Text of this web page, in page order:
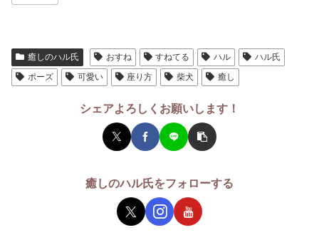
癒しのハル氏 おすね すねてる ハル
ハル氏
ポーズ
可愛い 座り方 柴犬 癒し
シェアよろしくお願いします！
癒しのハル氏をフォローする